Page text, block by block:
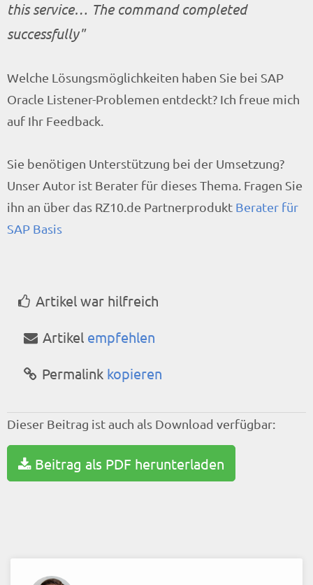
this service… The command completed
successfully
Welche Lösungsmöglichkeiten haben Sie bei SAP
Oracle Listener-Problemen entdeckt? Ich freue mich
auf Ihr Feedback.
Sie benötigen Unterstützung bei der Umsetzung?
Unser Autor ist Berater für dieses Thema. Fragen Sie
ihn an über das RZ10.de Partnerprodukt Berater für
SAP Basis
Artikel war hilfreich
Artikel empfehlen
Permalink kopieren
Dieser Beitrag ist auch als Download verfügbar:
Beitrag als PDF herunterladen